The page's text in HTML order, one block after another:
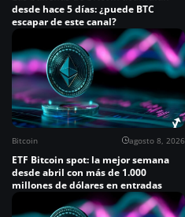
desde hace 5 días: ¿puede BTC
escapar de este canal?
Bitcoin agosto 8, 2026
ETF Bitcoin spot: la mejor semana
desde abril con más de 1.000
millones de dólares en entradas